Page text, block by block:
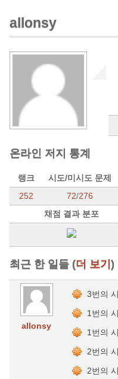
allonsy
온라인 저지 통계
랭크
시도/미시도 문제
252
72/276
채점 결과 분포
최근 한 일들 (더 보기)
allonsy
3번의
1번의
1번의
2번의
2번의